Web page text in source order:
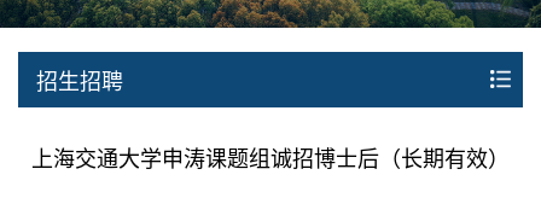
招生招聘
上海交通大学申涛课题组诚招博士后（长期有效）